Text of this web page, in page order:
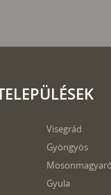
Visegrád
Gyöngyös
Gyula